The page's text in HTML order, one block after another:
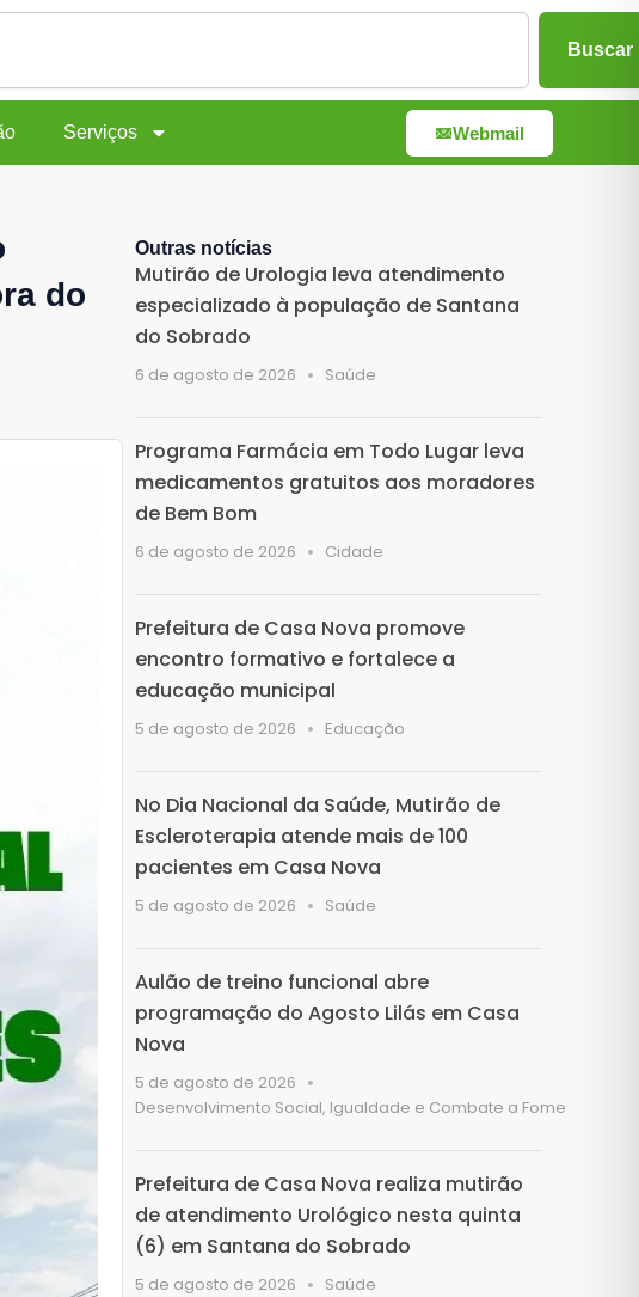
Buscar
Serviços Webmail
do
Outras notícias
Mutirão de Urologia leva atendimento
especializado à população de Santana
do Sobrado
6 de agosto de 2026 Saúde
Programa Farmácia em Todo Lugar leva
medicamentos gratuitos aos moradores
de Bem Bom
6 de agosto de 2026 Cidade
Prefeitura de Casa Nova promove
encontro formativo e fortalece a
educação municipal
5 de agosto de 2026 Educação
No Dia Nacional da Saúde, Mutirão de
Escleroterapia atende mais de 100
pacientes em Casa Nova
5 de agosto de 2026 Saúde
Aulão de treino funcional abre
programação do Agosto Lilás em Casa
Nova
5 de agosto de 2026
Desenvolvimento Social, Igualdade e Combate a Fome
Prefeitura de Casa Nova realiza mutirão
de atendimento Urológico nesta quinta
(6) em Santana do Sobrado
5 de agosto de 2026 Saúde